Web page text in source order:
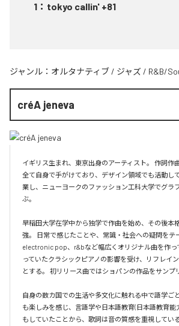
1 ： tokyo callin' +81
ジャンル： オルタナティブ / ジャズ / R&B/
créA jeneva
イギリス生まれ、東京出身のアーティスト。 作詞作
全て自身で手がけており、デザイン領域でも活動し
業し、ニューヨークのファッション工科大学でグラ
ぶ。
早稲田大学在学中から独学で作曲を始め、その後
強。 日常で感じたことや、常識・社会への疑問をテ
electronic pop、r&bなど幅広くオリジナル曲を作っ
っていたクラシックピアノの影響を受け、リフレイ
とする。 初リリース曲ではショパンの作品をサンプ
自身の数カ国での生活や多文化に触れる中で語学ご
も楽しみを感じ、言語学や日本語教育(日本語教育能
もしていたことから、歌詞は音の質感を重視してい